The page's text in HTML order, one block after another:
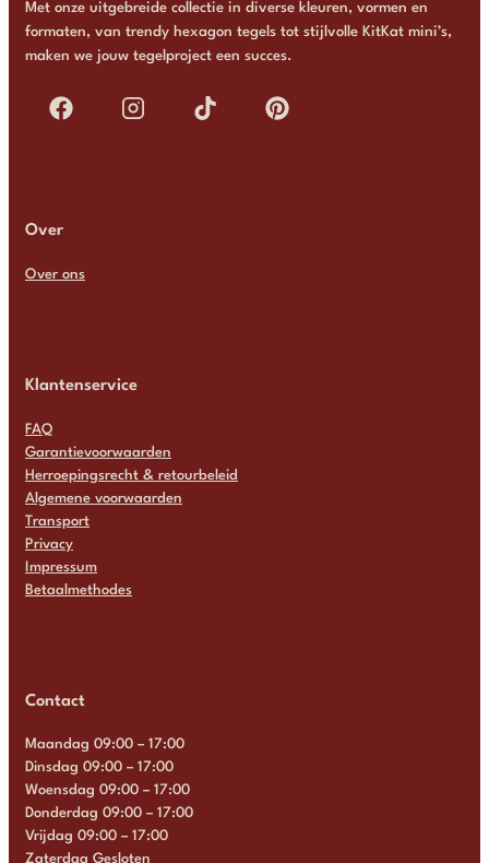
Met onze uitgebreide collectie in diverse kleuren, vormen en
formaten, van trendy hexagon tegels tot stijlvolle KitKat mini’s,
maken we jouw tegelproject een succes.
Over
Over ons
Klantenservice
FAQ
Garantievoorwaarden
Herroepingsrecht & retourbeleid
Algemene voorwaarden
Transport
Privacy
Impressum
Betaalmethodes
Contact
Maandag 09:00 – 17:00
Dinsdag 09:00 – 17:00
Woensdag 09:00 – 17:00
Donderdag 09:00 – 17:00
Vrijdag 09:00 – 17:00
Zaterdag Gesloten